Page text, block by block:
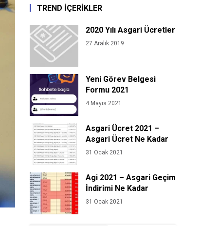
TREND İÇERİKLER
2020 Yılı Asgari Ücretler
27 Aralık 2019
Yeni Görev Belgesi
Formu 2021
4 Mayıs 2021
Asgari Ücret 2021 –
Asgari Ücret Ne Kadar
31 Ocak 2021
Agi 2021 – Asgari Geçim
İndirimi Ne Kadar
31 Ocak 2021